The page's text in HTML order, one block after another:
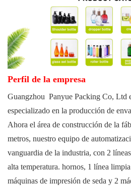
Perfil de la empresa
Guangzhou Panyue Packing Co, Ltd
especializado en la producción de
Ahora el área de construcción de la
metros, nuestro equipo de
vanguardia de la industria, con 2
alta temperatura. hornos, 1 línea
máquinas de impresión de seda y 2